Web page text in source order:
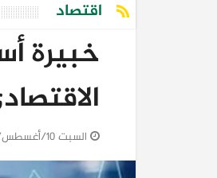
اقتصاد
خبيرة
السبت 10/أغسطس/2024 - 11:04 م